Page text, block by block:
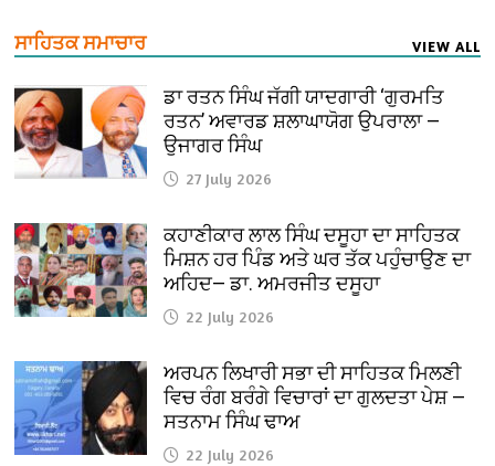
ਸਾਹਿਤਕ ਸਮਾਚਾਰ VIEW ALL
ਡਾ ਰਤਨ ਸਿੰਘ ਜੱਗੀ ਯਾਦਗਾਰੀ ‘ਗੁਰਮਤਿ
ਰਤਨ’ ਅਵਾਰਡ ਸ਼ਲਾਘਾਯੋਗ ਉਪਰਾਲਾ —
ਉਜਾਗਰ ਸਿੰਘ
27 July 2026
ਕਹਾਣੀਕਾਰ ਲਾਲ ਸਿੰਘ ਦਸੂਹਾ ਦਾ ਸਾਹਿਤਕ
ਮਿਸ਼ਨ ਹਰ ਪਿੰਡ ਅਤੇ ਘਰ ਤੱਕ ਪਹੁੰਚਾਉਣ ਦਾ
ਅਹਿਦ— ਡਾ. ਅਮਰਜੀਤ ਦਸੂਹਾ
22 July 2026
ਅਰਪਨ ਲਿਖਾਰੀ ਸਭਾ ਦੀ ਸਾਹਿਤਕ ਮਿਲਣੀ
ਵਿਚ ਰੰਗ ਬਰੰਗੇ ਵਿਚਾਰਾਂ ਦਾ ਗੁਲਦਤਾ ਪੇਸ਼ —
ਸਤਨਾਮ ਸਿੰਘ ਢਾਅ
22 July 2026